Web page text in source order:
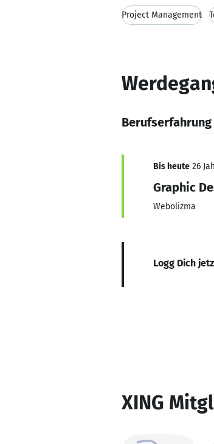
Project Management
Bis heute 26
Graphic
Webolizma
Logg Dich
XING